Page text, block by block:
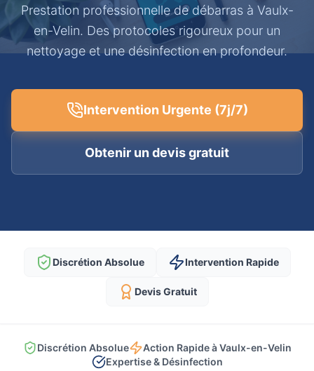
Prestation professionnelle de débarras à Vaulx-
en-Velin. Des protocoles rigoureux pour un
nettoyage et une désinfection en profondeur.
Intervention Urgente (7j/7)
Obtenir un devis gratuit
Discrétion Absolue Intervention Rapide
Devis Gratuit
Discrétion Absolue
Action Rapide à Vaulx-en-Velin
Expertise & Désinfection